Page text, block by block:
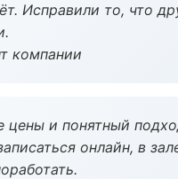
Исправили то, что
компании
цены и понятный
онлайн, в